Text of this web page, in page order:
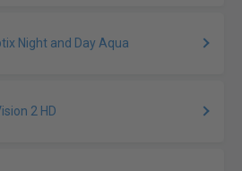
Night and Day Aqua
2 HD